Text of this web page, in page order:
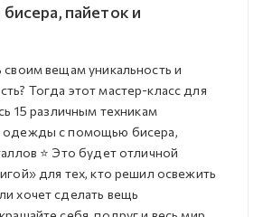
пайеток и
своим вещам уникальность и
Тогда этот мастер-класс для
15 различным техникам
одежды с помощью бисера,
⭐️ Это будет отличной
для тех, кто решил освежить
хочет сделать вещь